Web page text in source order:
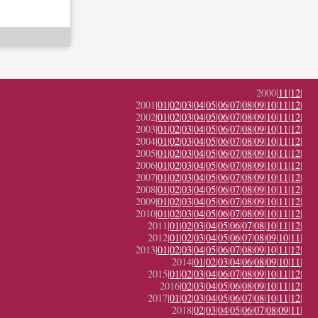
2000|11|12|
2001|01|02|03|04|05|06|07|08|09|10|11|12|
2002|01|02|03|04|05|06|07|08|09|10|11|12|
2003|01|02|03|04|05|06|07|08|09|10|11|12|
2004|01|02|03|04|05|06|07|08|09|10|11|12|
2005|01|02|03|04|05|06|07|08|09|10|11|12|
2006|01|02|03|04|05|06|07|08|09|10|11|12|
2007|01|02|03|04|05|06|07|08|09|10|11|12|
2008|01|02|03|04|05|06|07|08|09|10|11|12|
2009|01|02|03|04|05|06|07|08|09|10|11|12|
2010|01|02|03|04|05|06|07|08|09|10|11|12|
2011|01|02|03|04|05|06|07|08|10|11|12|
2012|01|02|03|04|05|06|07|08|09|10|11|
2013|01|02|03|04|05|06|07|08|09|10|11|12|
2014|01|02|03|04|06|08|09|10|11|
2015|01|02|03|04|06|07|08|09|10|11|12|
2016|02|03|04|05|06|08|09|10|11|12|
2017|01|02|03|04|05|06|07|08|10|11|12|
2018|02|03|04|05|06|07|08|09|11|